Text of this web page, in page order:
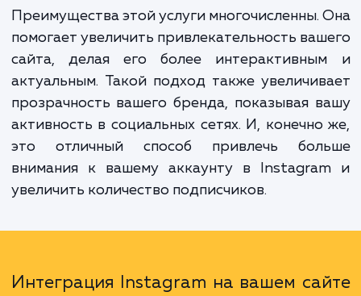
интеграции вашего аккаунта Instagram с
сайтом так, чтобы вы могли легко
своими последними постами и
посетителями вашего сайта.
Преимущества этой услуги многочисленны.
помогает увеличить привлекательность
сайта, делая его более
это отличный способ привлечь